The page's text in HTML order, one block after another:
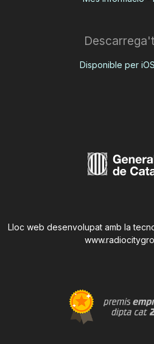
Disponible per
Lloc web desenvolupat amb la